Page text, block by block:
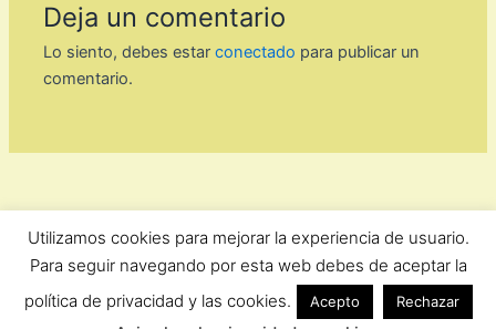
Deja un comentario
Lo siento, debes estarconectado para publicar un
comentario.
ForoComprasOnline Copyright © 2026 | Privacidad
Utilizamos cookies para mejorar la experiencia de usuario.
Para seguir navegando por esta web debes de aceptar la
política de privacidad y las cookies.
Acepto Rechazar